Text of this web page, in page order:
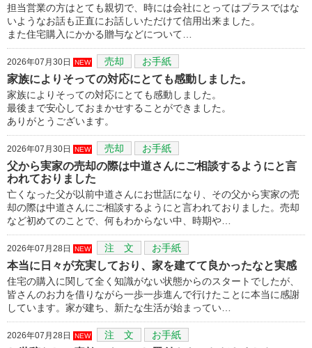
担当営業の方はとても親切で、時には会社にとってはプラスではな
いようなお話も正直にお話しいただけて信用出来ました。
また住宅購入にかかる贈与などについて…
2026年07月30日 NEW 売却 お手紙
家族によりそっての対応にとても感動しました。
家族によりそっての対応にとても感動しました。
最後まで安心しておまかせすることができました。
ありがとうございます。
2026年07月30日 NEW 売却 お手紙
父から実家の売却の際は中道さんにご相談するようにと言
われておりました
亡くなった父が以前中道さんにお世話になり、その父から実家の売
却の際は中道さんにご相談するようにと言われておりました。売却
など初めてのことで、何もわからない中、時期や…
2026年07月28日 NEW 注 文 お手紙
本当に日々が充実しており、家を建てて良かったなと実感
住宅の購入に関して全く知識がない状態からのスタートでしたが、
皆さんのお力を借りながら一歩一歩進んで行けたことに本当に感謝
しています。家が建ち、新たな生活が始まってい…
2026年07月28日 NEW 注 文 お手紙